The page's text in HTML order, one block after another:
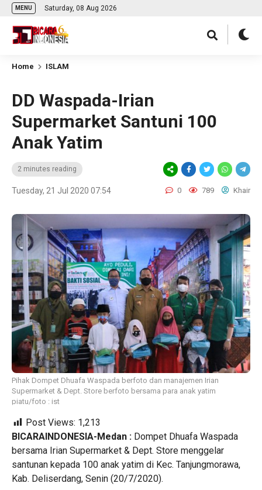
MENU Saturday, 08 Aug 2026
Home ISLAM
DD Waspada-Irian
Supermarket Santuni 100
Anak Yatim
2 minutes reading
Tuesday, 21 Jul 2020 07:54 0 789 Khair
Pihak Dompet Dhuafa Waspada berfoto dan manajemen Irian
Supermarket & Dept. Store berfoto bersama para anak yatim
piatu/foto : ist
Post Views: 1,213
BICARAINDONESIA-Medan : Dompet Dhuafa Waspada
bersama Irian Supermarket & Dept. Store menggelar
santunan kepada 100 anak yatim di Kec. Tanjungmorawa,
Kab. Deliserdang, Senin (20/7/2020).